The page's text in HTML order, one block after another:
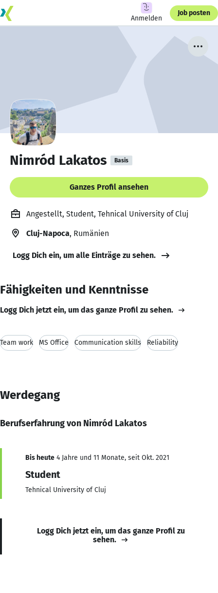
Anmelden
Job posten
Nimród Lakatos Basis
Ganzes Profil ansehen
Angestellt, Student, Tehnical University of Cluj
Cluj-Napoca, Rumänien
Logg Dich ein, um alle Einträge zu sehen.
Fähigkeiten und Kenntnisse
Logg Dich jetzt ein, um das ganze Profil zu sehen.
Team work MS Office Communication skills Reliability
Werdegang
Berufserfahrung von Nimród Lakatos
Bis heute 4 Jahre und 11 Monate, seit Okt. 2021
Student
Tehnical University of Cluj
Logg Dich jetzt ein, um das ganze Profil zu
sehen.